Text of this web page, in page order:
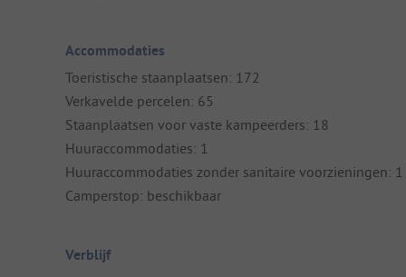
Accommodaties
Toeristische staanplaatsen: 172
Verkavelde percelen: 65
Staanplaatsen voor vaste kampeerders: 18
Huuraccommodaties: 1
Huuraccommodaties zonder sanitaire voorzieningen: 1
Camperstop: beschikbaar
Verblijf